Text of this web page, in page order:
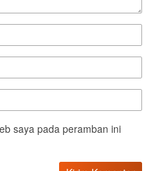
saya pada peramban ini